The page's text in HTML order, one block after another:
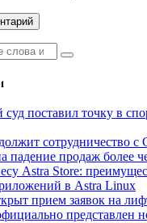
поставил точку в
сотрудничество с
падение продаж более
Astra Store:
в Astra Linux
прием заявок на
представлен